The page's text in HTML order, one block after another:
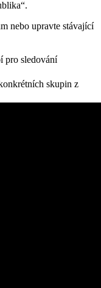
nebo upravte stávající
pro sledování
skupin z